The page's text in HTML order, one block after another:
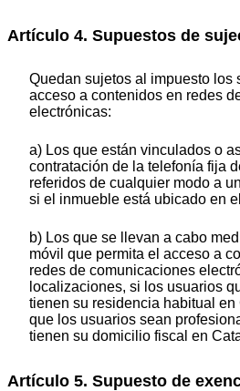
Artículo 4. Supuestos de
Quedan sujetos al impuesto los
acceso a contenidos en redes
electrónicas:
a) Los que están vinculados o
contratación de la telefonía fija
referidos de cualquier modo a
si el inmueble está ubicado en
b) Los que se llevan a cabo
móvil que permita el acceso a
redes de comunicaciones
localizaciones, si los usuarios
tienen su residencia habitual
que los usuarios sean
tienen su domicilio fiscal en
Artículo 5. Supuesto de